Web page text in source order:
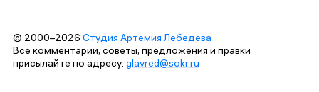
© 2000–2026 Студия Артемия Лебедева
Все комментарии, советы, предложения и правки
присылайте по адресу: glavred@sokr.ru